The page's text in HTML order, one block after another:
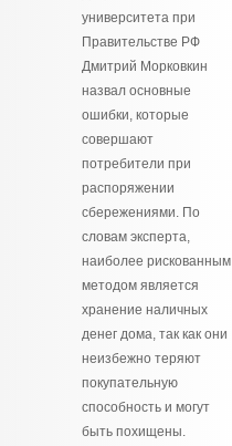
университета при
Правительстве РФ
Дмитрий Морковкин
назвал основные
ошибки, которые
совершают
потребители при
распоряжении
сбережениями. По
словам эксперта,
наиболее рискованным
методом является
хранение наличных
денег дома, так как они
неизбежно теряют
покупательную
способность и могут
быть похищены.